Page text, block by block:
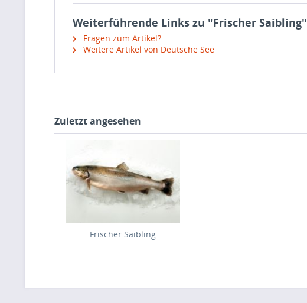
Weiterführende Links zu "Frischer Saibling"
Fragen zum Artikel?
Weitere Artikel von Deutsche See
Zuletzt angesehen
Frischer Saibling